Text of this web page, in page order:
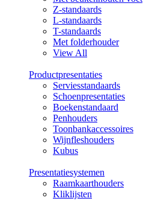
Z-standaards
L-standaards
T-standaards
Met folderhouder
View All
Productpresentaties
Serviesstandaards
Schoenpresentaties
Boekenstandaard
Penhouders
Toonbankaccessoires
Wijnfleshouders
Kubus
Presentatiesystemen
Raamkaarthouders
Kliklijsten